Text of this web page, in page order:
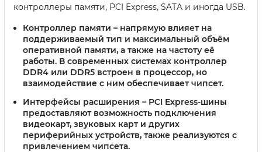
контроллеры памяти, PCI Express, SATA и иногда USB.
Контроллер памяти – напрямую влияет на
поддерживаемый тип и максимальный объём
оперативной памяти, а также на частоту её
работы. В современных системах контроллер
DDR4 или DDR5 встроен в процессор, но
взаимодействие с ним обеспечивает чипсет.
Интерфейсы расширения – PCI Express-шины
предоставляют возможность подключения
видеокарт, звуковых карт и других
периферийных устройств, также реализуются с
привлечением чипсета.